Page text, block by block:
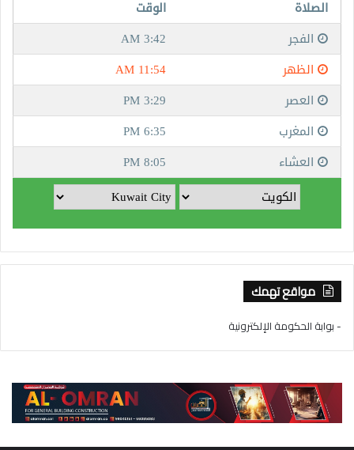
مواقع تهمك
- بوابة الحكومة الإلكترونية